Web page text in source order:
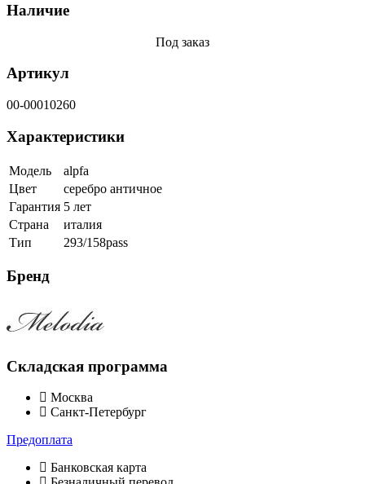
Наличие
Под заказ
Артикул
00-00010260
Характеристики
Модель
alpfa
Цвет
серебро античное
Гарантия 5 лет
Страна
италия
Тип
293/158pass
Бренд
Складская программа
Москва
Санкт-Петербург
Предоплата
Банковская карта